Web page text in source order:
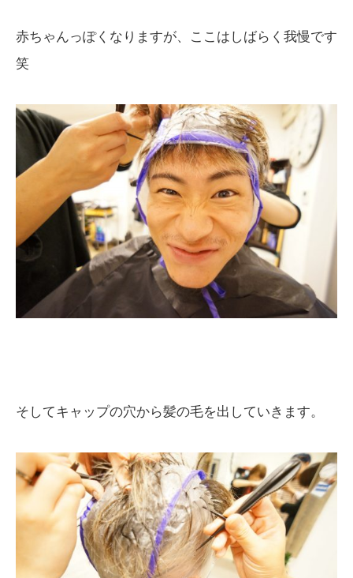
赤ちゃんっぽくなりますが、ここはしばらく我慢です
笑
そしてキャップの穴から髪の毛を出していきます。